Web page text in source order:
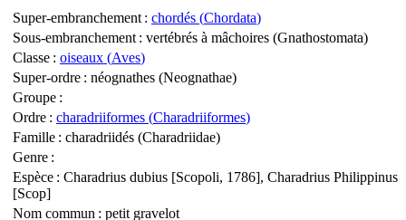
Super-embranchement : chordés (Chordata)
Sous-embranchement : vertébrés à mâchoires (Gnathostomata)
Classe : oiseaux (Aves)
Super-ordre : néognathes (Neognathae)
Groupe :
Ordre : charadriiformes (Charadriiformes)
Famille : charadriidés (Charadriidae)
Genre :
Espèce : Charadrius dubius [Scopoli, 1786], Charadrius Philippinus
[Scop]
Nom commun : petit gravelot